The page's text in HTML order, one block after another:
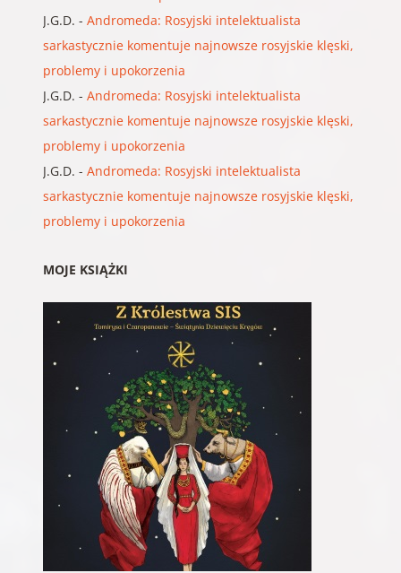
J.G.D. - Andromeda: Rosyjski intelektualista
sarkastycznie komentuje najnowsze rosyjskie klęski,
problemy i upokorzenia
J.G.D. - Andromeda: Rosyjski intelektualista
sarkastycznie komentuje najnowsze rosyjskie klęski,
problemy i upokorzenia
J.G.D. - Andromeda: Rosyjski intelektualista
sarkastycznie komentuje najnowsze rosyjskie klęski,
problemy i upokorzenia
MOJE KSIĄŻKI